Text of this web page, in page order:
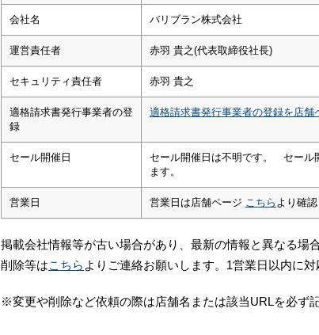
会社名 バリブラン株式会社
運営責任者 赤羽 貴之(代表取締役社長)
セキュリティ責任者 赤羽 貴之
適格請求書発行事業者の登
録
適格請求書発行事業者の登録を店舗
セール開催日 セール開催日は不明です。 セール
ます。
営業日 営業日は店舗ページ こちら より確認
掲載会社情報等が古い場合があり、最新の情報と異なる場
削除等はこちら よりご連絡お願いします。1営業日以内に対
※変更や削除など依頼の際は店舗名または該当URLを必ず